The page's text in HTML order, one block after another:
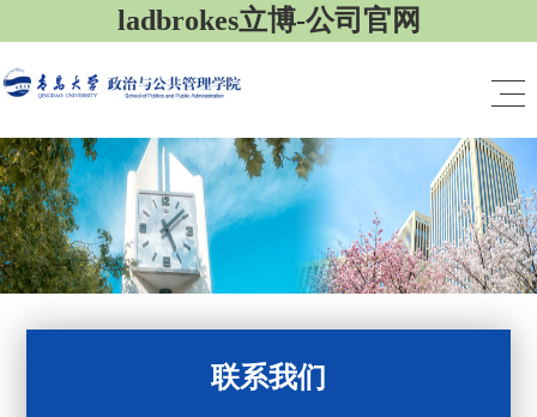
ladbrokes立博-公司官网
联系我们